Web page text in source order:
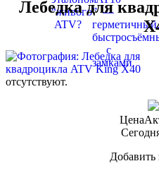
Лебедка для
отсутствуют.
Цена
Добавить